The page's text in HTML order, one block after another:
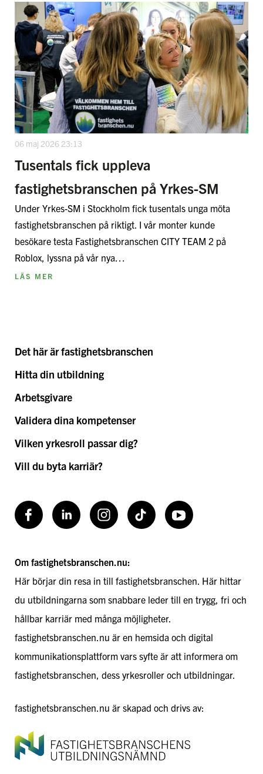
06 maj 2026 23:13
Tusentals fick uppleva
fastighetsbranschen på Yrkes-SM
Under Yrkes-SM i Stockholm fick tusentals unga möta
fastighetsbranschen på riktigt. I vår monter kunde
besökare testa Fastighetsbranschen CITY TEAM 2 på
Roblox, lyssna på vår nya…
LÄS MER
Det här är fastighetsbranschen
Hitta din utbildning
Arbetsgivare
Validera dina kompetenser
Vilken yrkesroll passar dig?
Vill du byta karriär?
FacebookLinkedInInstagramTikToK Youtube
Om fastighetsbranschen.nu:
Här börjar din resa in till fastighetsbranschen. Här hittar
du utbildningarna som snabbare leder till en trygg, fri och
hållbar karriär med många möjligheter.
fastighetsbranschen.nu är en hemsida och digital
kommunikationsplattform vars syfte är att informera om
fastighetsbranschen, dess yrkesroller och utbildningar.
fastighetsbranschen.nu är skapad och drivs av: